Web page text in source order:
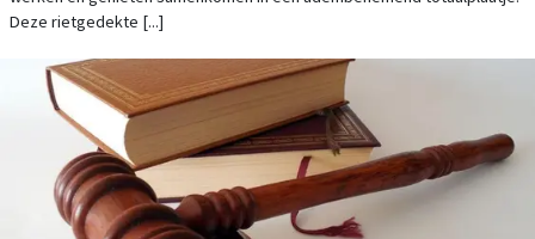
Deze rietgedekte [...]